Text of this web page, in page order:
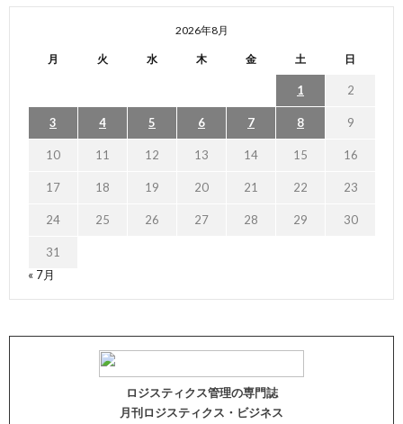
2026年8月
月 火 水 木 金 土 日
1 2
3 4 5 6 7 8 9
10 11 12 13 14 15 16
17 18 19 20 21 22 23
24 25 26 27 28 29 30
31
« 7月
ロジスティクス管理の専門誌
月刊ロジスティクス・ビジネス